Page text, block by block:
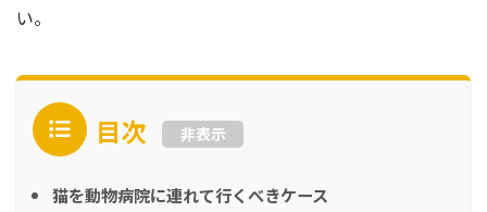
い。
目次 非表示
猫を動物病院に連れて行くべきケース